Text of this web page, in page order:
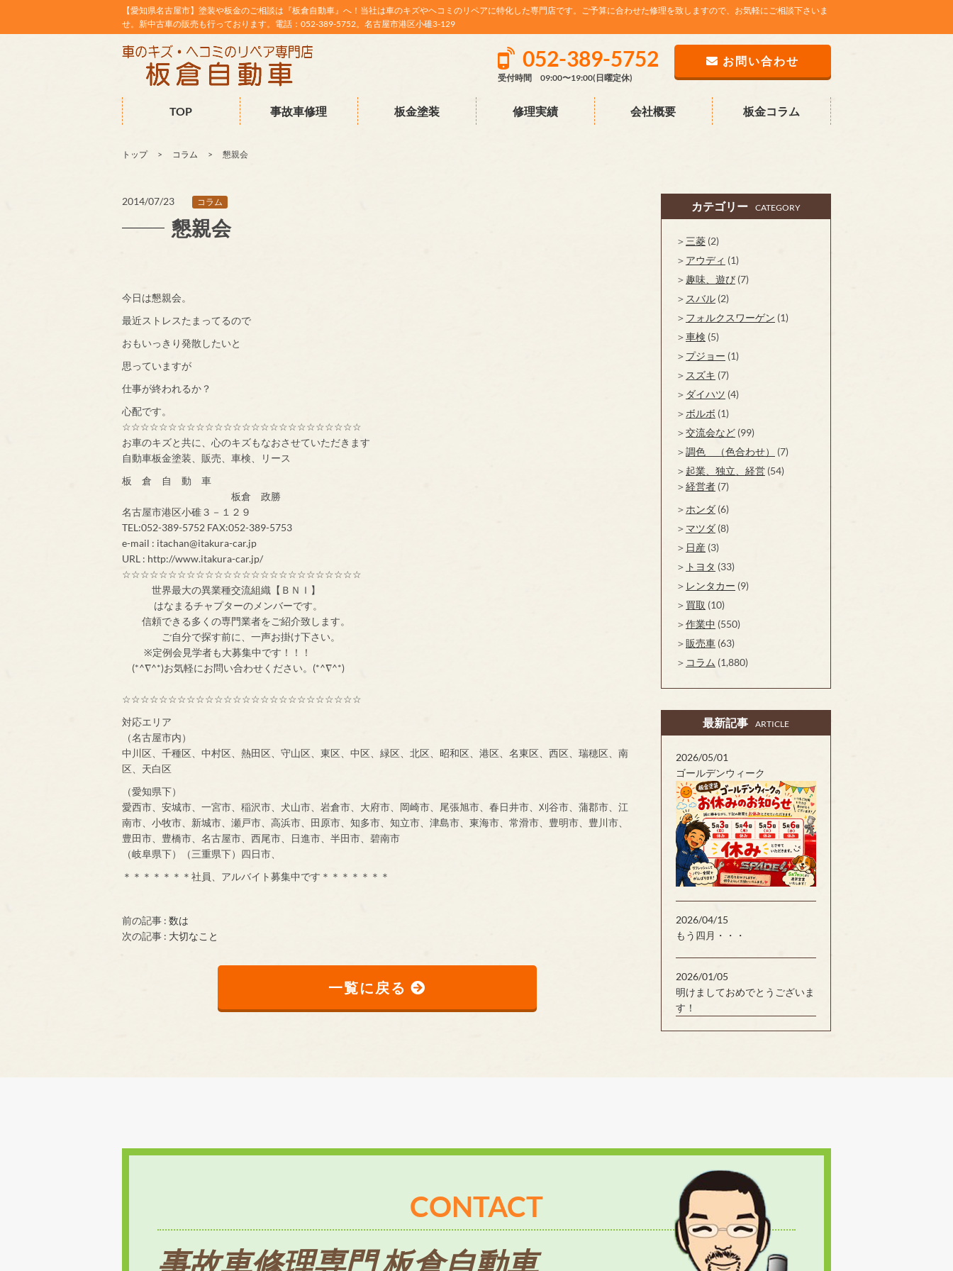
【愛知県名古屋市】塗装や板金のご相談は『板倉自動車』へ！当社は車のキズやヘコミのリペアに特化した専門店です。ご予算に合わせた修理を致しますので、お気軽にご相談下さいま
せ。新中古車の販売も行っております。電話：052-389-5752。名古屋市港区小碓3-129
052-389-5752
受付時間 09:00〜19:00(日曜定休)
お問い合わせ
TOP 事故車修理 板金塗装 修理実績 会社概要 板金コラム
トップ コラム 懇親会
2014/07/23 コラム
懇親会
今日は懇親会。
最近ストレスたまってるので
おもいっきり発散したいと
思っていますが
仕事が終われるか？
心配です。
☆☆☆☆☆☆☆☆☆☆☆☆☆☆☆☆☆☆☆☆☆☆☆☆☆☆
お車のキズと共に、心のキズもなおさせていただきます
自動車板金塗装、販売、車検、リース
板 倉 自 動 車
板倉 政勝
名古屋市港区小碓３－１２９
TEL:052-389-5752 FAX:052-389-5753
e-mail : itachan@itakura-car.jp
URL : http://www.itakura-car.jp/
☆☆☆☆☆☆☆☆☆☆☆☆☆☆☆☆☆☆☆☆☆☆☆☆☆☆
世界最大の異業種交流組織【ＢＮＩ】
はなまるチャプターのメンバーです。
信頼できる多くの専門業者をご紹介致します。
ご自分で探す前に、一声お掛け下さい。
※定例会見学者も大募集中です！！！
(*^∇^*)お気軽にお問い合わせください。(*^∇^*)
☆☆☆☆☆☆☆☆☆☆☆☆☆☆☆☆☆☆☆☆☆☆☆☆☆☆
対応エリア
（名古屋市内）
中川区、千種区、中村区、熱田区、守山区、東区、中区、緑区、北区、昭和区、港区、名東区、西区、瑞穂区、南
区、天白区
（愛知県下）
愛西市、安城市、一宮市、稲沢市、犬山市、岩倉市、大府市、岡崎市、尾張旭市、春日井市、刈谷市、蒲郡市、江
南市、小牧市、新城市、瀬戸市、高浜市、田原市、知多市、知立市、津島市、東海市、常滑市、豊明市、豊川市、
豊田市、豊橋市、名古屋市、西尾市、日進市、半田市、碧南市
（岐阜県下）（三重県下）四日市、
＊＊＊＊＊＊＊社員、アルバイト募集中です＊＊＊＊＊＊＊
前の記事 : 数は
次の記事 : 大切なこと
一覧に戻る
カテゴリー CATEGORY
三菱 (2)
アウディ (1)
趣味、遊び (7)
スバル (2)
フォルクスワーゲン (1)
車検 (5)
プジョー (1)
スズキ (7)
ダイハツ (4)
ボルボ (1)
交流会など (99)
調色 （色合わせ）
(7)
起業、独立、経営 (54)
経営者 (7)
ホンダ (6)
マツダ (8)
日産 (3)
トヨタ (33)
レンタカー (9)
買取 (10)
作業中 (550)
販売車 (63)
コラム (1,880)
最新記事 ARTICLE
2026/05/01
ゴールデンウィーク
2026/04/15
もう四月・・・
2026/01/05
明けましておめでとうございま
す！
CONTACT
事故車修理専門 板倉自動車